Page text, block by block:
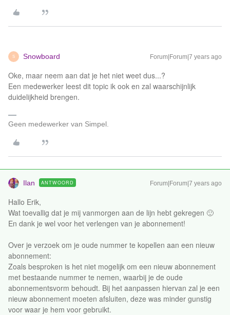
S Snowboard Forum|Forum|7 years ago
Oke, maar neem aan dat je het niet weet dus...?
Een medewerker leest dit topic ik ook en zal waarschijnlijk
duidelijkheid brengen.
Geen medewerker van Simpel.
Ilan ANTWOORD Forum|Forum|7 years ago
Hallo Erik,
Wat toevallig dat je mij vanmorgen aan de lijn hebt gekregen 🙂
En dank je wel voor het verlengen van je abonnement!
Over je verzoek om je oude nummer te kopellen aan een nieuw
abonnement:
Zoals besproken is het niet mogelijk om een nieuw abonnement
met bestaande nummer te nemen, waarbij je de oude
abonnementsvorm behoudt. Bij het aanpassen hiervan zal je een
nieuw abonnement moeten afsluiten, deze was minder gunstig
voor waar je hem voor gebruikt.